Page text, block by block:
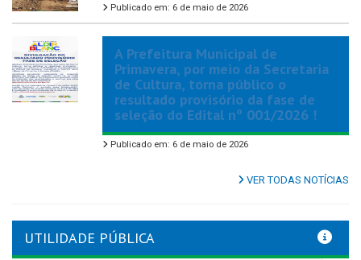
Publicado em: 6 de maio de 2026
A Prefeitura Municipal de
Primavera, por meio da Secretaria
de Cultura, torna público o
resultado provisório da fase de
seleção do Edital nº 001/2026 !
Publicado em: 6 de maio de 2026
VER TODAS NOTÍCIAS
UTILIDADE PÚBLICA